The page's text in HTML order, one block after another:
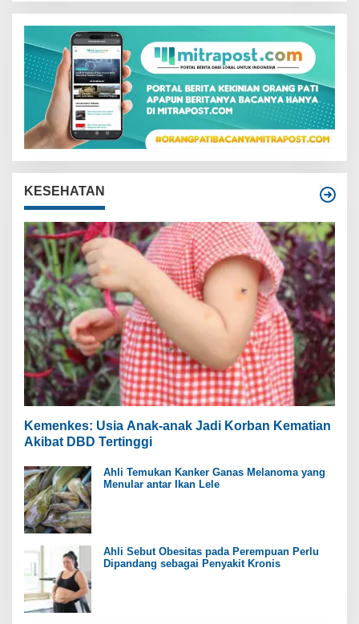
KESEHATAN
Kemenkes: Usia Anak-anak Jadi Korban Kematian
Akibat DBD Tertinggi
Ahli Temukan Kanker Ganas Melanoma yang
Menular antar Ikan Lele
Ahli Sebut Obesitas pada Perempuan Perlu
Dipandang sebagai Penyakit Kronis